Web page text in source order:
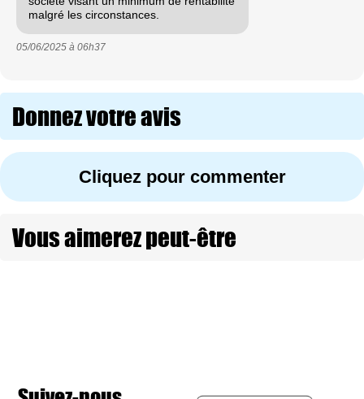
malgré les circonstances.
05/06/2025 à 06h37
Donnez votre avis
Cliquez pour commenter
Vous aimerez peut-être